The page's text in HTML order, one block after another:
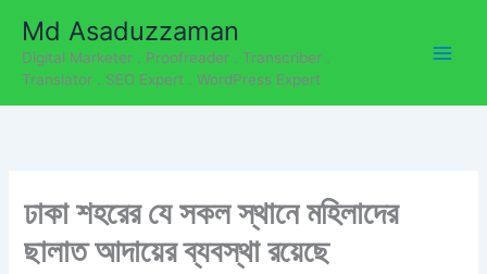
content
Md Asaduzzaman
Digital Marketer . Proofreader . Transcriber .
Translator . SEO Expert . WordPress Expert
ঢাকা শহরের যে সকল স্থানে মহিলাদের
ছালাত আদায়ের ব্যবস্থা রয়েছে
a
t
e
s